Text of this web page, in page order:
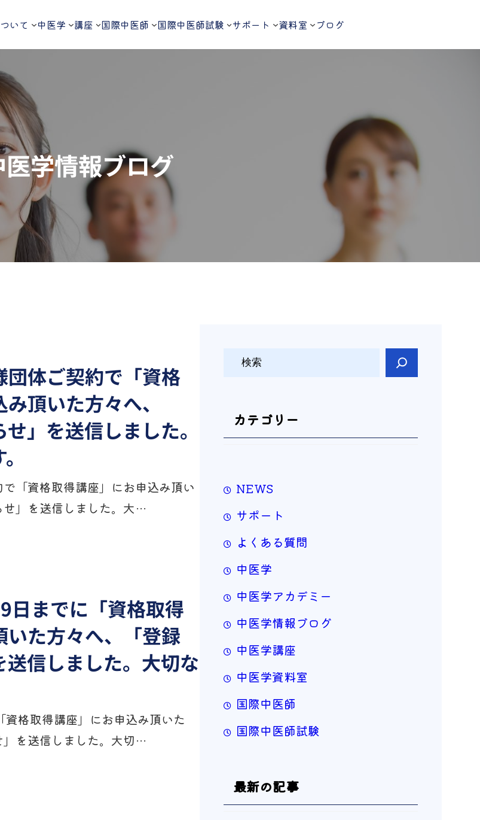
いて 中医学 講座 国際中医師 国際中医師試験 サポート 資料室 ブログ
医学情報ブログ
体ご契約で「資格
頂いた方々へ、
」を送信しました。
で「資格取得講座」にお申込み頂い
」を送信しました。大…
日までに「資格取得
た方々へ、「登録
信しました。大切な
資格取得講座」にお申込み頂いた
を送信しました。大切…
カテゴリー
NEWS
サポート
よくある質問
中医学
中医学アカデミー
中医学情報ブログ
中医学講座
中医学資料室
国際中医師
国際中医師試験
最新の記事